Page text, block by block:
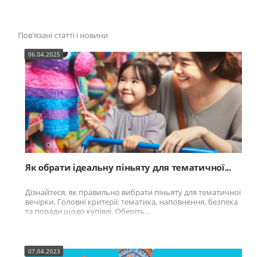
Пов'язані статті і новини
06.04.2025
Як обрати ідеальну піньяту для тематичної...
Дізнайтеся, як правильно вибрати піньяту для тематичної
вечірки. Головні критерії: тематика, наповнення, безпека
та поради щодо купівлі. Оберіть...
07.04.2023